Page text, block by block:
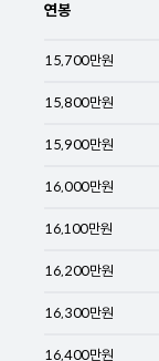
연봉
15,700만원
15,800만원
15,900만원
16,000만원
16,100만원
16,200만원
16,300만원
16,400만원